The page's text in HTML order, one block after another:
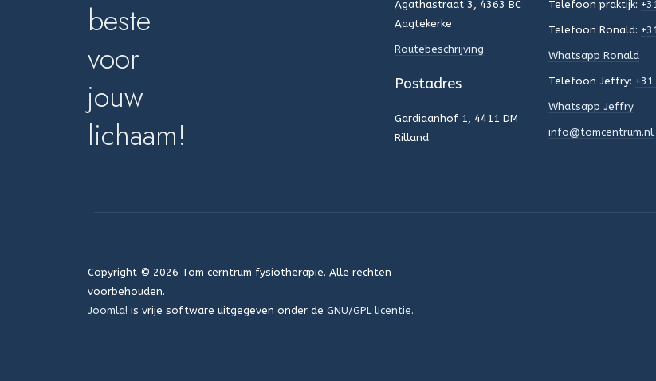
beste
voor
jouw
lichaam!
Agathastraat 3, 4363 BC
Aagtekerke
Routebeschrijving
Postadres
Gardiaanhof 1, 4411 DM
Rilland
Telefoon praktijk:
Telefoon Ronald:
Whatsapp Ronald
Telefoon Jeffry:
Whatsapp Jeffry
info@tomcentrum.nl
Copyright © 2026 Tom cerntrum fysiotherapie. Alle rechten
voorbehouden.
Joomla! is vrije software uitgegeven onder deGNU/GPL licentie.